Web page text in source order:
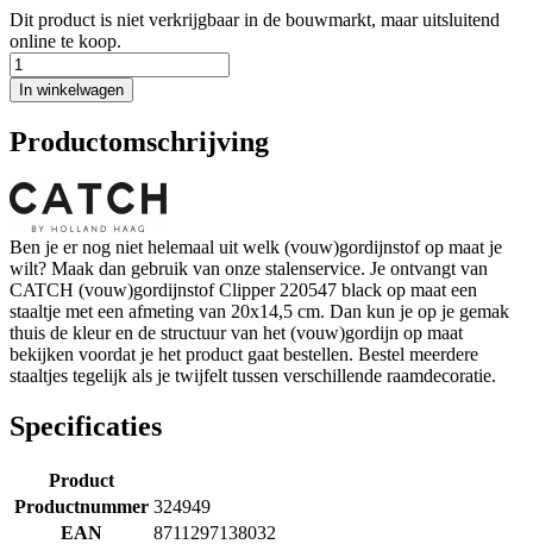
Dit product is niet verkrijgbaar in de bouwmarkt, maar uitsluitend
online te koop.
In winkelwagen
Productomschrijving
Ben je er nog niet helemaal uit welk (vouw)gordijnstof op maat je
wilt? Maak dan gebruik van onze stalenservice. Je ontvangt van
CATCH (vouw)gordijnstof Clipper 220547 black op maat een
staaltje met een afmeting van 20x14,5 cm. Dan kun je op je gemak
thuis de kleur en de structuur van het (vouw)gordijn op maat
bekijken voordat je het product gaat bestellen. Bestel meerdere
staaltjes tegelijk als je twijfelt tussen verschillende raamdecoratie.
Specificaties
Product
Productnummer 324949
EAN
8711297138032